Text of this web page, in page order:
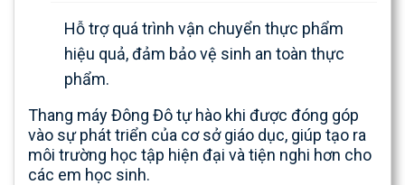
Hỗ trợ quá trình vận chuyển thực phẩm
hiệu quả, đảm bảo vệ sinh an toàn thực
phẩm.
Thang máy Đông Đô tự hào khi được đóng góp
vào sự phát triển của cơ sở giáo dục, giúp tạo ra
môi trường học tập hiện đại và tiện nghi hơn cho
các em học sinh.